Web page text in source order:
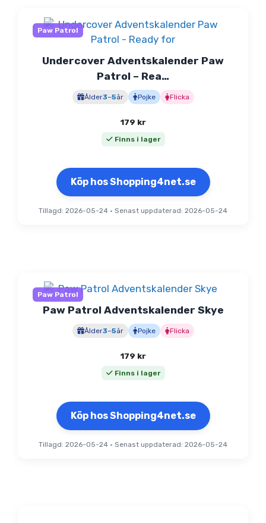
Paw Patrol
Undercover Adventskalender Paw
Patrol – Rea…
Ålder3–5år Pojke Flicka
179 kr
Finns i lager
Köp hos Shopping4net.se
Tillagd: 2026-05-24 • Senast uppdaterad: 2026-05-24
Paw Patrol
Paw Patrol Adventskalender Skye
Ålder3–5år Pojke Flicka
179 kr
Finns i lager
Köp hos Shopping4net.se
Tillagd: 2026-05-24 • Senast uppdaterad: 2026-05-24